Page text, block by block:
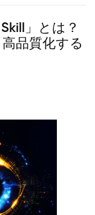
」とは？
品質化する